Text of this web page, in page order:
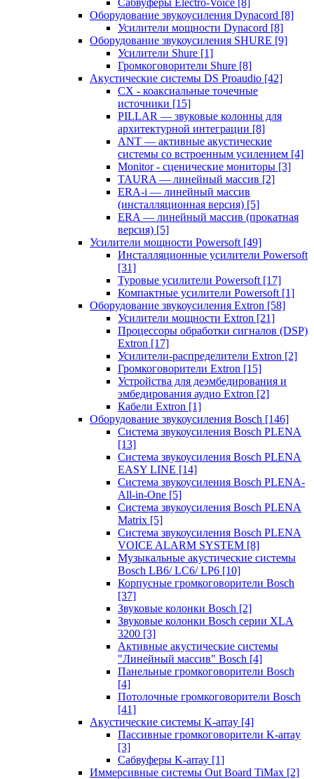
Сабвуферы Electro-Voice [8]
Оборудование звукоусиления Dynacord [8]
Усилители мощности Dynacord [8]
Оборудование звукоусиления SHURE [9]
Усилители Shure [1]
Громкоговорители Shure [8]
Акустические системы DS Proaudio [42]
CX - коаксиальные точечные
источники [15]
PILLAR — звуковые колонны для
архитектурной интеграции [8]
ANT — активные акустические
системы со встроенным усилением [4]
Monitor - сценические мониторы [3]
TAURA — линейный массив [2]
ERA-i — линейный массив
(инсталляционная версия) [5]
ERA — линейный массив (прокатная
версия) [5]
Усилители мощности Powersoft [49]
Инсталляционные усилители Powersoft
[31]
Туровые усилители Powersoft [17]
Компактные усилители Powersoft [1]
Оборудование звукоусиления Extron [58]
Усилители мощности Extron [21]
Процессоры обработки сигналов (DSP)
Extron [17]
Усилители-распределители Extron [2]
Громкоговорители Extron [15]
Устройства для деэмбедирования и
эмбедирования аудио Extron [2]
Кабели Extron [1]
Оборудование звукоусиления Bosch [146]
Система звукоусиления Bosch PLENA
[13]
Система звукоусиления Bosch PLENA
EASY LINE [14]
Система звукоусиления Bosch PLENA-
All-in-One [5]
Система звукоусиления Bosch PLENA
Matrix [5]
Система звукоусиления Bosch PLENA
VOICE ALARM SYSTEM [8]
Музыкальные акустические системы
Bosch LB6/ LC6/ LP6 [10]
Корпусные громкоговорители Bosch
[37]
Звуковые колонки Bosch [2]
Звуковые колонки Bosch серии XLA
3200 [3]
Активные акустические системы
"Линейный массив" Bosch [4]
Панельные громкоговорители Bosch
[4]
Потолочные громкоговорители Bosch
[41]
Акустические системы K-array [4]
Пассивные громкоговорители K-array
[3]
Сабвуферы K-array [1]
Иммерсивные системы Out Board TiMax [2]